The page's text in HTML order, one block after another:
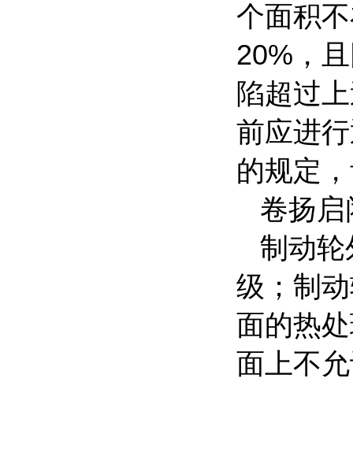
个面积
20%，
陷超过
前应进
的规定
卷扬启
制动轮
级；制
面的热
面上不